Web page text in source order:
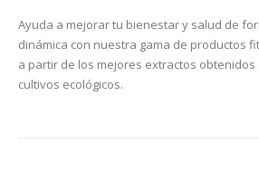
Ayuda a mejorar tu bienestar y salud de
dinámica con nuestra gama de productos
a partir de los mejores extractos
cultivos ecológicos.